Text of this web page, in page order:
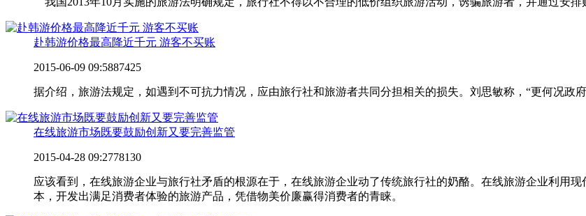
赴韩游价格最高降近千元 游客不买账
2015-06-09 09:5887425
据介绍，旅游法规定，如遇到不可抗力情况，应由旅行社和旅游者共同分担相关的损失。刘思敏称，“更何况政
在线旅游市场既要鼓励创新又要完善监管
2015-04-28 09:2778130
应该看到，在线旅游企业与旅行社矛盾的根源在于，在线旅游企业动了传统旅行社的奶酪。在线旅游企业利用
本，开发出满足消费者体验的旅游产品，凭借物美价廉赢得消费者的青睐。